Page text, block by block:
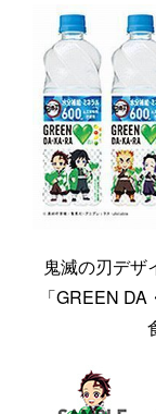
鬼滅の刃デザ
「GREEN